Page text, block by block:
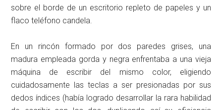
sobre el borde de un escritorio repleto de papeles y un
flaco teléfono candela.
En un rincón formado por dos paredes grises, una
madura empleada gorda y negra enfrentaba a una vieja
máquina de escribir del mismo color, eligiendo
cuidadosamente las teclas a ser presionadas por sus
dedos índices (había logrado desarrollar la rara habilidad